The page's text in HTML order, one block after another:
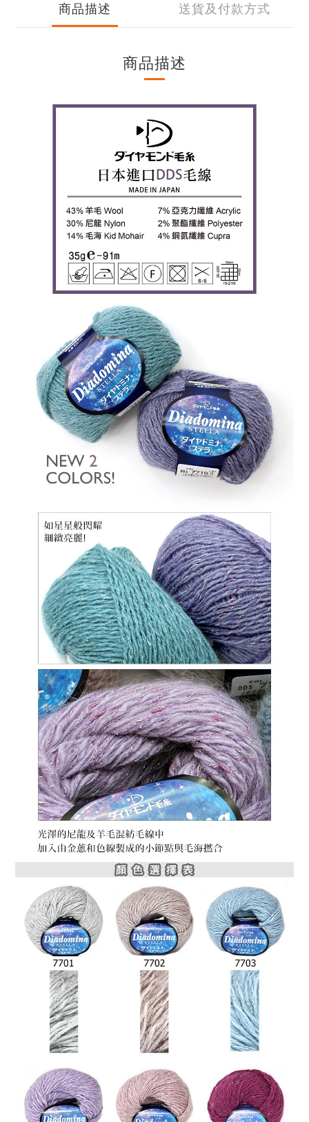
商品描述 送貨及付款方式
商品描述